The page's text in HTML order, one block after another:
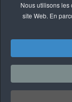
530,
(Québec) J5V
Copyright ©
Une
Nous utilisons les
site Web. En